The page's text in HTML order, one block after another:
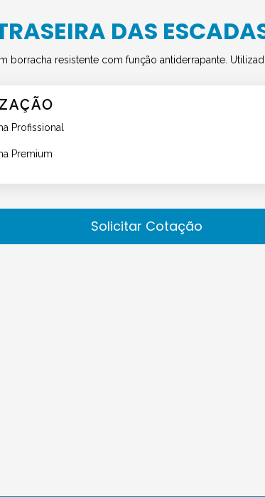
DAS
borracha resistente com função antiderrapante.
Profissional
Premium
Solicitar Cotação